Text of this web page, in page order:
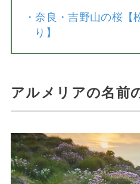
・奈良・吉野山の桜【
り】
アルメリアの名前